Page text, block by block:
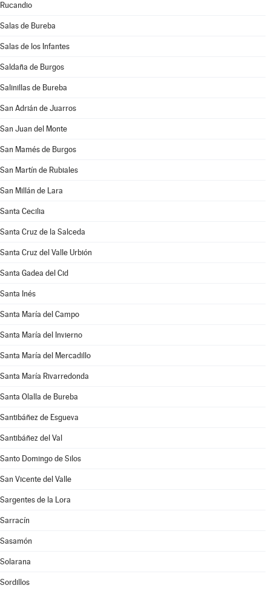
Rucandio
Salas de Bureba
Salas de los Infantes
Saldaña de Burgos
Salinillas de Bureba
San Adrián de Juarros
San Juan del Monte
San Mamés de Burgos
San Martín de Rubiales
San Millán de Lara
Santa Cecilia
Santa Cruz de la Salceda
Santa Cruz del Valle Urbión
Santa Gadea del Cid
Santa Inés
Santa María del Campo
Santa María del Invierno
Santa María del Mercadillo
Santa María Rivarredonda
Santa Olalla de Bureba
Santibáñez de Esgueva
Santibáñez del Val
Santo Domingo de Silos
San Vicente del Valle
Sargentes de la Lora
Sarracín
Sasamón
Solarana
Sordillos